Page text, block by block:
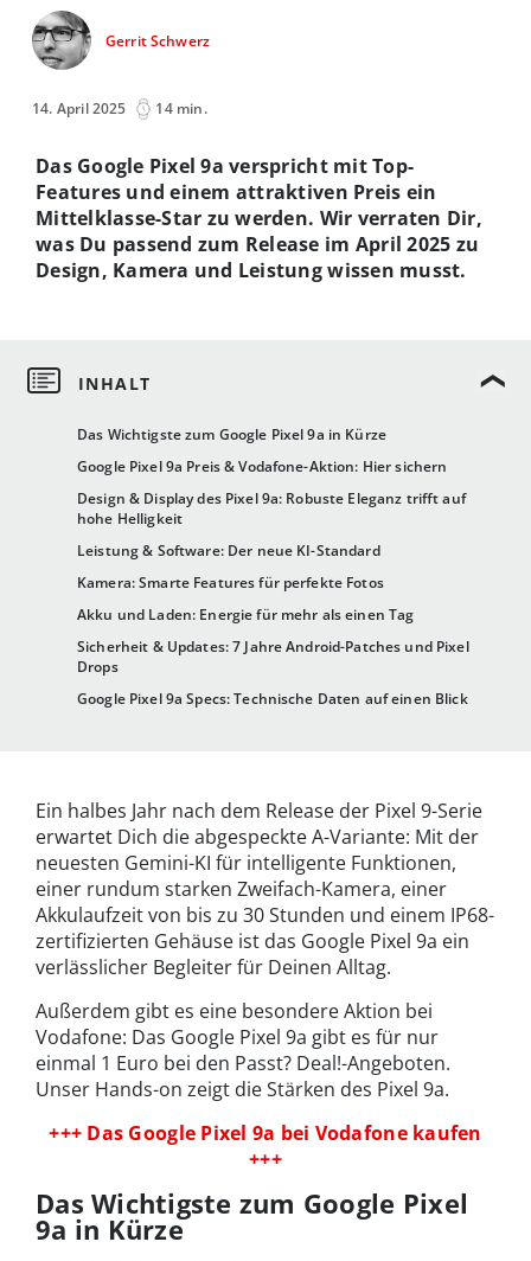
Gerrit Schwerz
14. April 2025 14 min.
Das Wichtigste zum Google Pixel 9a in Kürze
Google Pixel 9a Preis & Vodafone-Aktion: Hier sichern
Design & Display des Pixel 9a: Robuste Eleganz trifft auf
hohe Helligkeit
Leistung & Software: Der neue KI-Standard
Kamera: Smarte Features für perfekte Fotos
Akku und Laden: Energie für mehr als einen Tag
Sicherheit & Updates: 7 Jahre Android-Patches und Pixel
Drops
Google Pixel 9a Specs: Technische Daten auf einen Blick
Das Google Pixel 9a verspricht mit Top-
Features und einem attraktiven Preis ein
Mittelklasse-Star zu werden. Wir verraten Dir,
was Du passend zum Release im April 2025 zu
Design, Kamera und Leistung wissen musst.
Ein halbes Jahr nach dem Release der Pixel 9-Serie
erwartet Dich die abgespeckte A-Variante: Mit der
neuesten Gemini-KI für intelligente Funktionen,
einer rundum starken Zweifach-Kamera, einer
Akkulaufzeit von bis zu 30 Stunden und einem IP68-
zertifizierten Gehäuse ist das Google Pixel 9a ein
verlässlicher Begleiter für Deinen Alltag.
Außerdem gibt es eine besondere Aktion bei
Vodafone: Das Google Pixel 9a gibt es für nur
einmal 1 Euro bei den Passt? Deal!-Angeboten.
Unser Hands-on zeigt die Stärken des Pixel 9a.
+++ Das Google Pixel 9a bei Vodafone kaufen
+++
Das Wichtigste zum Google Pixel
9a in Kürze